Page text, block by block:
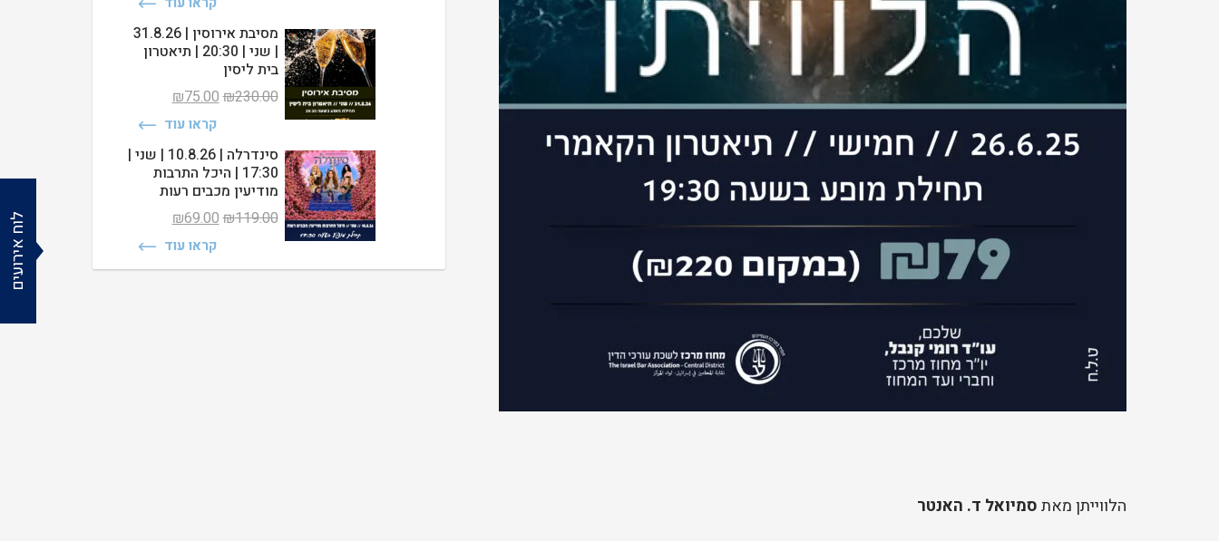
הלווייתן מאתסמיואל ד. האנטר
היה:
₪220.00.
הוא:
₪79.00.
מסיבת אירוסין | 31.8.26
| שני | 20:30 | תיאטרון
בית ליסין
₪230.00
המחיר
היה:
₪230.00.
₪75.00
הוא:
₪75.00.
קראו עוד
סינדרלה | 10.8.26 | שני |
17:30 | היכל התרבות
מודיעין מכבים רעות
₪119.00
המחיר
היה:
₪119.00.
₪69.00
הוא:
₪69.00.
קראו עוד לוח אירועים